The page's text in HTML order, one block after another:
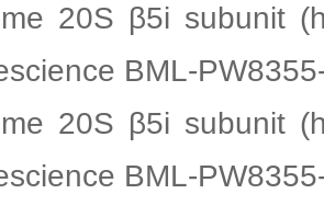
20S β5i subunit
BML-
20S β5i subunit
BML-